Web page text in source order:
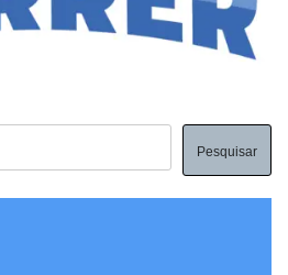
Pesquisar